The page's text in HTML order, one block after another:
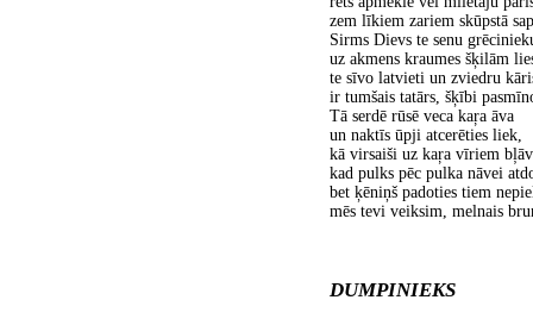
zem līkiem zariem skūpstā
Sirms Dievs te senu
uz akmens kraumes šķilām
te sīvo latvieti un zviedru
ir tumšais tatārs, šķībi
Tā serdē rūsē veca kaŗa āva
un naktīs ūpji atcerēties liek,
kā virsaiši uz kaŗa vīriem
kad pulks pēc pulka nāvei
bet ķēniņš padoties tiem
mēs tevi veiksim, melnais
DUMPINIEKS